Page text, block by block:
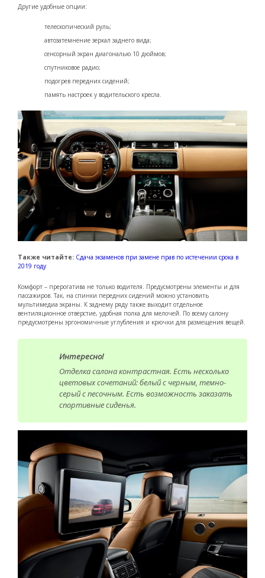
Другие удобные опции:
телескопический руль;
автозатемнение зеркал заднего вида;
сенсорный экран диагональю 10 дюймов;
спутниковое радио;
подогрев передних сидений;
память настроек у водительского кресла.
Также читайте: Сдача экзаменов при замене прав по истечении срока в
2019 году
Комфорт – прерогатива не только водителя. Предусмотрены элементы и для
пассажиров. Так, на спинки передних сидений можно установить
мультимедиа экраны. К заднему ряду также выходит отдельное
вентиляционное отверстие, удобная полка для мелочей. По всему салону
предусмотрены эргономичные углубления и крючки для размещения вещей.
Интересно!
Отделка салона контрастная. Есть несколько
цветовых сочетаний: белый с черным, темно-
серый с песочным. Есть возможность заказать
спортивные сиденья.